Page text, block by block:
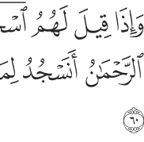
واذا قيل لهم اسجدوا للرحمان قالوا
وَإِذَا قِيلَ لَهُمُ ٱسْجُدُوا۟ لِلرَّحْمَـٰنِ قَالُوا۟
ﱸﱹﱺ
ﲀﲁ
ﲇ